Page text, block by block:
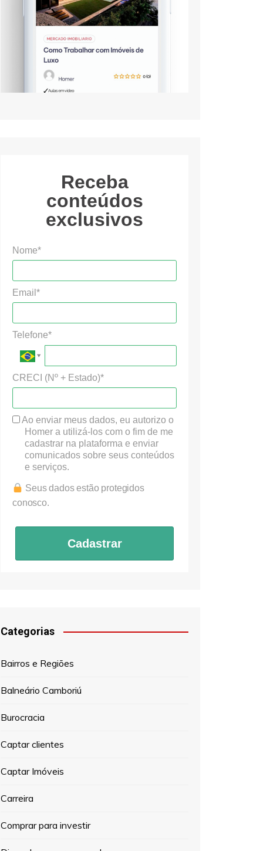
Receba
conteúdos
exclusivos
Nome*
Email*
Telefone*
CRECI (Nº + Estado)*
Ao enviar meus dados, eu autorizo o
Homer a utilizá-los com o fim de me
cadastrar na plataforma e enviar
comunicados sobre seus conteúdos
e serviços.
Seus dados estão protegidos
conosco.
Cadastrar
Categorias
Bairros e Regiões
Balneário Camboriú
Burocracia
Captar clientes
Captar Imóveis
Carreira
Comprar para investir